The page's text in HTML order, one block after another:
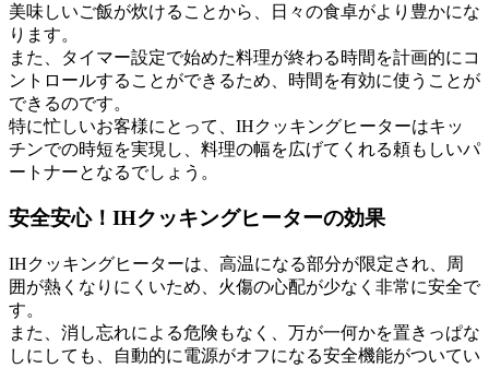
美味しいご飯が炊けることから、日々の食卓がより豊かにな
ります。
また、タイマー設定で始めた料理が終わる時間を計画的にコ
ントロールすることができるため、時間を有効に使うことが
できるのです。
特に忙しいお客様にとって、IHクッキングヒーターはキッ
チンでの時短を実現し、料理の幅を広げてくれる頼もしいパ
ートナーとなるでしょう。
安全安心！IHクッキングヒーターの効果
IHクッキングヒーターは、高温になる部分が限定され、周
囲が熱くなりにくいため、火傷の心配が少なく非常に安全で
す。
また、消し忘れによる危険もなく、万が一何かを置きっぱな
しにしても、自動的に電源がオフになる安全機能がついてい